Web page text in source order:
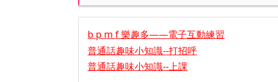
b p m f 樂趣多——電子互動練習
普通話趣味小知識--打招呼
普通話趣味小知識--上課